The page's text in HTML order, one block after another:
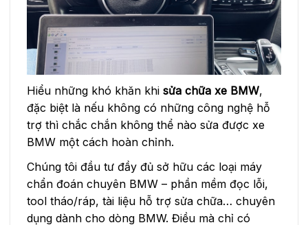
Hiểu những khó khăn khi sửa chữa xe BMW,
đặc biệt là nếu không có những công nghệ hỗ
trợ thì chắc chắn không thể nào sửa được xe
BMW một cách hoàn chỉnh.
Chúng tôi đầu tư đầy đủ sở hữu các loại máy
chẩn đoán chuyên BMW – phần mềm đọc lỗi,
tool tháo/ráp, tài liệu hỗ trợ sửa chữa… chuyên
dụng dành cho dòng BMW. Điều mà chỉ có